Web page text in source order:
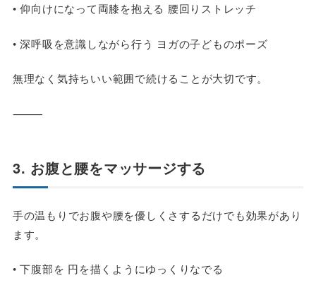
• 仰向けになって両膝を抱える 腰回りストレッチ
• 深呼吸を意識しながら行う ヨガの子どものポーズ
無理なく気持ちいい範囲で続けることが大切です。
⸻
3. お腹と腰をマッサージする
手の温もりでお腹や腰を優しくさするだけでも効果があり
ます。
• 下腹部を 円を描くようにゆっくりなでる